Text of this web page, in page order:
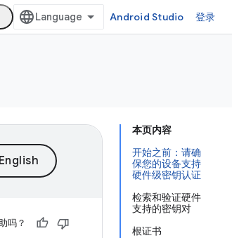
Android Studio 登录
本页内容
开始之前：请确
保您的设备支持
硬件级密钥认证
检索和验证硬件
支持的密钥对
根证书
吗？